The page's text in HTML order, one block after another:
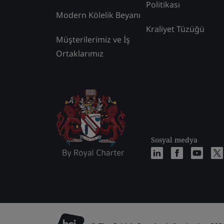
Modern Kölelik Beyanı
Müşterilerimiz ve İş
Ortaklarımız
Politikası
Kraliyet Tüzüğü
Sosyal medya